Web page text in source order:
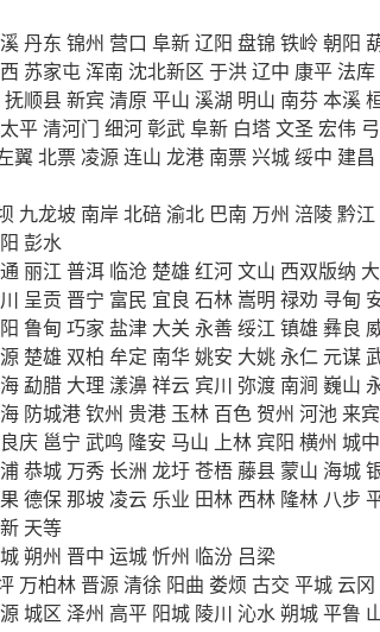
丹东 锦州 营口 阜新辽阳 盘锦 铁岭 朝阳
苏家屯 浑南 沈北新区 于洪辽中 康平 法库
抚顺县新宾 清原 平山 溪湖 明山 南芬 本溪
太平清河门 细河彰武阜新 白塔文圣宏伟
翼北票 凌源连山 龙港 南票兴城绥中 建昌
九龙坡 南岸北碚渝北 巴南 万州 涪陵黔江
彭水
丽江 普洱 临沧 楚雄 红河文山 西双版纳
呈贡 晋宁 富民 宜良 石林嵩明 禄劝 寻甸
鲁甸 巧家 盐津 大关 永善绥江 镇雄 彝良
楚雄 双柏 牟定 南华姚安 大姚 永仁 元谋
勐腊 大理 漾濞祥云 宾川 弥渡 南涧 巍山
防城港钦州 贵港 玉林 百色贺州 河池 来宾
良庆 邕宁 武鸣 隆安 马山 上林 宾阳 横州 城中
恭城 万秀 长洲 龙圩苍梧 藤县蒙山 海城
德保那坡 凌云 乐业 田林 西林 隆林 八步
天等
朔州 晋中 运城忻州 临汾 吕梁
万柏林 晋源清徐 阳曲 娄烦 古交 平城 云冈
城区 泽州 高平 阳城 陵川 沁水朔城平鲁